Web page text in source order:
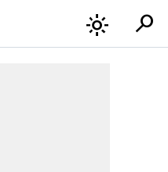
light_mode search